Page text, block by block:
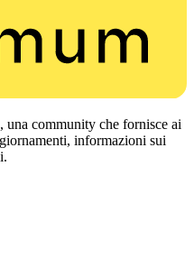
community che fornisce ai
informazioni sui